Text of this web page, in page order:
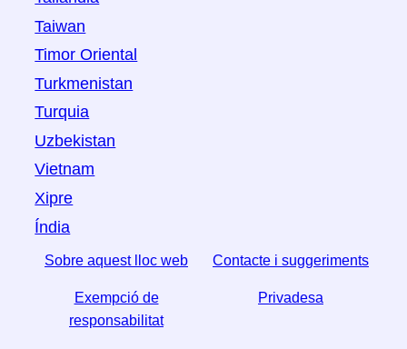
Taiwan
Timor Oriental
Turkmenistan
Turquia
Uzbekistan
Vietnam
Xipre
Índia
Sobre aquest lloc web Contacte i suggeriments
Exempció de
responsabilitat
Privadesa